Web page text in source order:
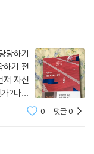
니다.
당하기
하기 전
저 자신
?나는
터 이별
현실
0 댓글0